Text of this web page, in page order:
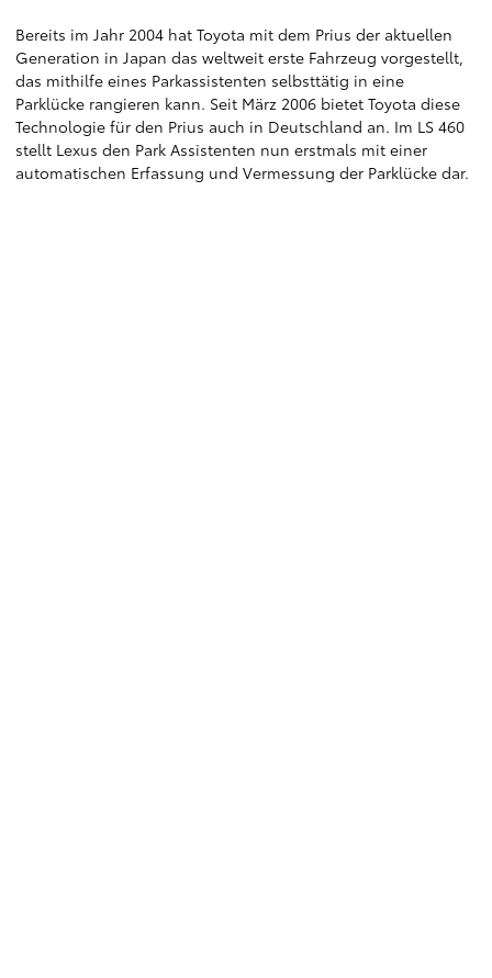
Bereits im Jahr 2004 hat Toyota mit dem Prius der aktuellen
Generation in Japan das weltweit erste Fahrzeug vorgestellt,
das mithilfe eines Parkassistenten selbsttätig in eine
Parklücke rangieren kann. Seit März 2006 bietet Toyota diese
Technologie für den Prius auch in Deutschland an. Im LS 460
stellt Lexus den Park Assistenten nun erstmals mit einer
automatischen Erfassung und Vermessung der Parklücke dar.